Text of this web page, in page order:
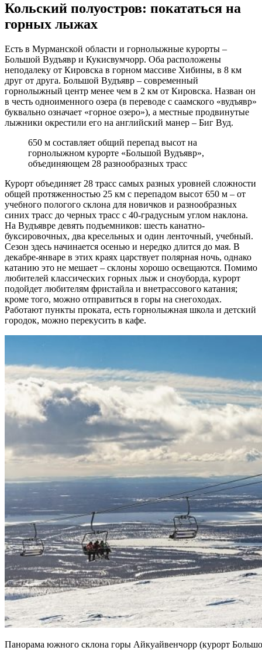
Кольский полуостров: покататься на
горных лыжах
Есть в Мурманской области и горнолыжные курорты –
Большой Вудъявр и Кукисвумчорр. Оба расположены
неподалеку от Кировска в горном массиве Хибины, в 8 км
друг от друга. Большой Вудъявр – современный
горнолыжный центр менее чем в 2 км от Кировска. Назван он
в честь одноименного озера (в переводе с саамского «вудъявр»
буквально означает «горное озеро»), а местные продвинутые
лыжники окрестили его на английский манер – Биг Вуд.
650 м составляет общий перепад высот на
горнолыжном курорте «Большой Вудъявр»,
объединяющем 28 разнообразных трасс
Курорт объединяет 28 трасс самых разных уровней сложности
общей протяженностью 25 км с перепадом высот 650 м – от
учебного пологого склона для новичков и разнообразных
синих трасс до черных трасс с 40-градусным углом наклона.
На Вудъявре девять подъемников: шесть канатно-
буксировочных, два кресельных и один ленточный, учебный.
Сезон здесь начинается осенью и нередко длится до мая. В
декабре-январе в этих краях царствует полярная ночь, однако
катанию это не мешает – склоны хорошо освещаются. Помимо
любителей классических горных лыж и сноуборда, курорт
подойдет любителям фристайла и внетрассового катания;
кроме того, можно отправиться в горы на снегоходах.
Работают пункты проката, есть горнолыжная школа и детский
городок, можно перекусить в кафе.
Панорама южного склона горы Айкуайвенчорр (курорт